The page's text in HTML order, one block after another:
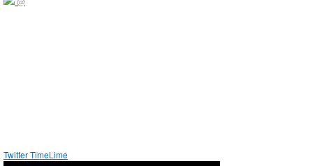
Twitter TimeLime